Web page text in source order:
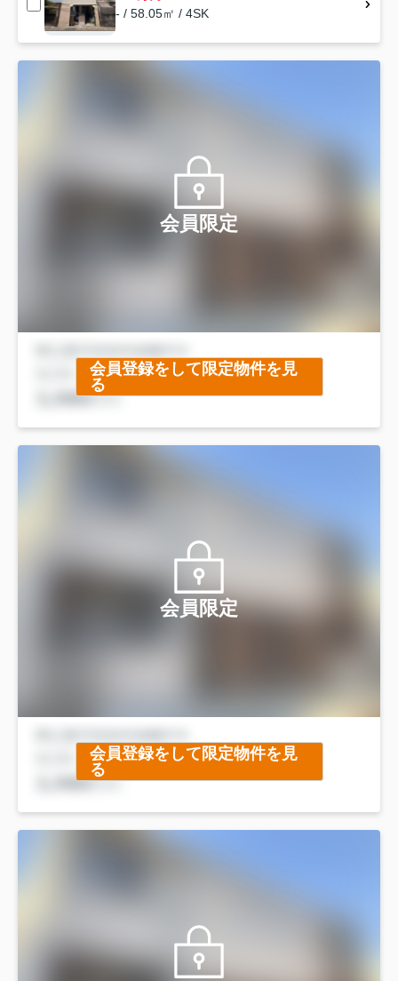
- / 58.05㎡ / 4SK
会員限定
会員登録をして限定物件を見
る
会員限定
会員登録をして限定物件を見
る